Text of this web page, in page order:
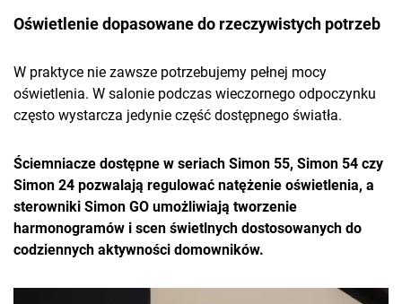
Oświetlenie dopasowane do rzeczywistych potrzeb
W praktyce nie zawsze potrzebujemy pełnej mocy
oświetlenia. W salonie podczas wieczornego odpoczynku
często wystarcza jedynie część dostępnego światła.
Ściemniacze dostępne w seriach Simon 55, Simon 54 czy
Simon 24 pozwalają regulować natężenie oświetlenia, a
sterowniki Simon GO umożliwiają tworzenie
harmonogramów i scen świetlnych dostosowanych do
codziennych aktywności domowników.